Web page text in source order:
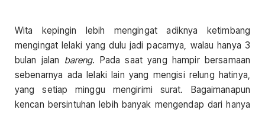
Wita kepingin lebih mengingat adiknya ketimbang
mengingat lelaki yang dulu jadi pacarnya, walau hanya 3
bulan jalan bareng. Pada saat yang hampir bersamaan
sebenarnya ada lelaki lain yang mengisi relung hatinya,
yang setiap minggu mengirimi surat. Bagaimanapun
kencan bersintuhan lebih banyak mengendap dari hanya